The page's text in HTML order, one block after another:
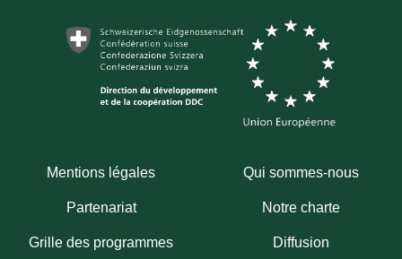
Mentions légales Qui sommes-nous
Partenariat Notre charte
Grille des programmes Diffusion